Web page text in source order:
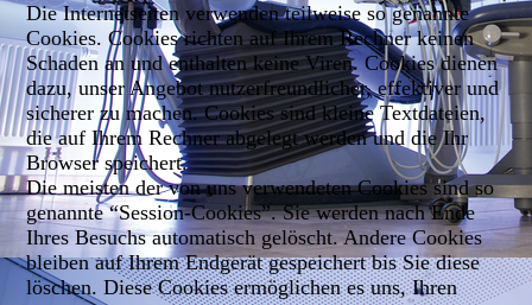
Die Internetseiten verwenden teilweise so genannte
Cookies. Cookies richten auf Ihrem Rechner keinen
Schaden an und enthalten keine Viren. Cookies dienen
dazu, unser Angebot nutzerfreundlicher, effektiver und
sicherer zu machen. Cookies sind kleine Textdateien,
die auf Ihrem Rechner abgelegt werden und die Ihr
Browser speichert.
Die meisten der von uns verwendeten Cookies sind so
genannte “Session-Cookies”. Sie werden nach Ende
Ihres Besuchs automatisch gelöscht. Andere Cookies
bleiben auf Ihrem Endgerät gespeichert bis Sie diese
löschen. Diese Cookies ermöglichen es uns, Ihren